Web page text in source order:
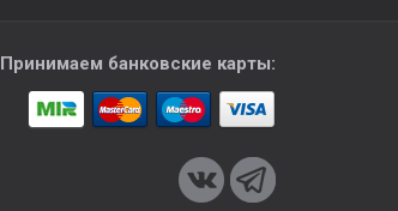
Принимаем банковские карты: